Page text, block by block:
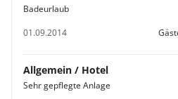
Badeurlaub
01.09.2014
Allgemein / Hotel
Sehr gepflegte Anlage